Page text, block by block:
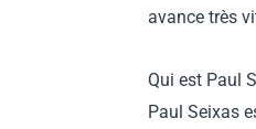
avance très
Qui est Paul
Paul Seixas